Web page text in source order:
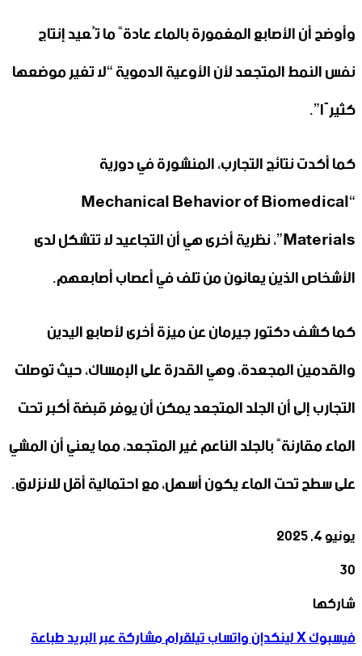
وأوضح أن الأصابع المغمورة بالماء عادةً ما تُعيد إنتاج
نفس النمط المتجعد لأن الأوعية الدموية “لا تغير موضعها
كثيرًا”.
كما أكدت نتائج التجارب، المنشورة في دورية
“Mechanical Behavior of Biomedical
Materials”، نظرية أخرى هي أن التجاعيد لا تتشكل لدى
الأشخاص الذين يعانون من تلف في أعصاب أصابعهم.
كما كشف دكتور جيرمان عن ميزة أخرى لأصابع اليدين
والقدمين المجعدة، وهي القدرة على الإمساك، حيث توصلت
التجارب إلى أن الجلد المتجعد يمكن أن يوفر قبضة أكبر تحت
الماء مقارنةً بالجلد الناعم غير المتجعد، مما يعني أن المشي
على سطح تحت الماء يكون أسهل، مع احتمالية أقل للانزلاق.
يونيو 4, 2025
30
فيسبوك
‫X
لينكدإن
واتساب
تيلقرام
شاركها
فيسبوك‫Xلينكدإنواتسابتيلقراممشاركة عبر البريدطباعة